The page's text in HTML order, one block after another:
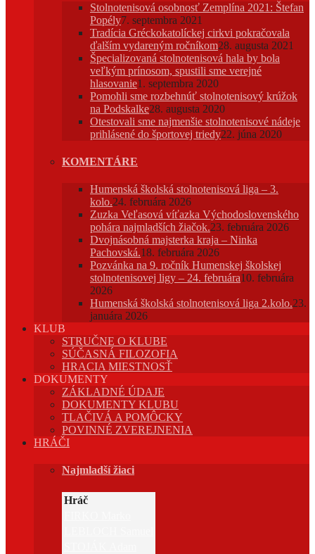
Stolnotenisová osobnosť Zemplína 2021: Štefan
Popély7. septembra 2021
Tradícia Gréckokatolíckej cirkvi pokračovala
ďalším vydareným ročníkom28. augusta 2021
Špecializovaná stolnotenisová hala by bola
veľkým prínosom, spustili sme verejné
hlasovanie1. septembra 2020
Pomohli sme rozbehnúť stolnotenisový krúžok
na Podskalke28. augusta 2020
Otestovali sme najmenšie stolnotenisové nádeje
prihlásené do športovej triedy22. júna 2020
KOMENTÁRE
Humenská školská stolnotenisová liga – 3.
kolo.24. februára 2026
Zuzka Veľasová víťazka Východoslovenského
pohára najmladších žiačok.23. februára 2026
Dvojnásobná majsterka kraja – Ninka
Pachovská.18. februára 2026
Pozvánka na 9. ročník Humenskej školskej
stolnotenisovej ligy – 24. februára10. februára
2026
Humenská školská stolnotenisová liga 2.kolo.23.
januára 2026
KLUB
STRUČNE O KLUBE
SÚČASNÁ FILOZOFIA
HRACIA MIESTNOSŤ
DOKUMENTY
ZÁKLADNÉ ÚDAJE
DOKUMENTY KLUBU
TLAČIVÁ A POMÔCKY
POVINNÉ ZVEREJNENIA
HRÁČI
Najmladší žiaci
Hráč